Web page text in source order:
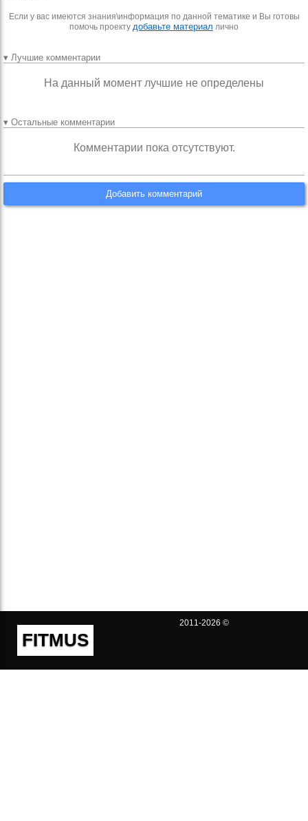
Если у вас имеются знания\информация по данной тематике и Вы готовы
помочь проекту добавьте материал лично
▾ Лучшие комментарии
На данный момент лучшие не определены
▾ Остальные комментарии
Комментарии пока отсутствуют.
Добавить комментарий
FITMUS
2011-2026 ©